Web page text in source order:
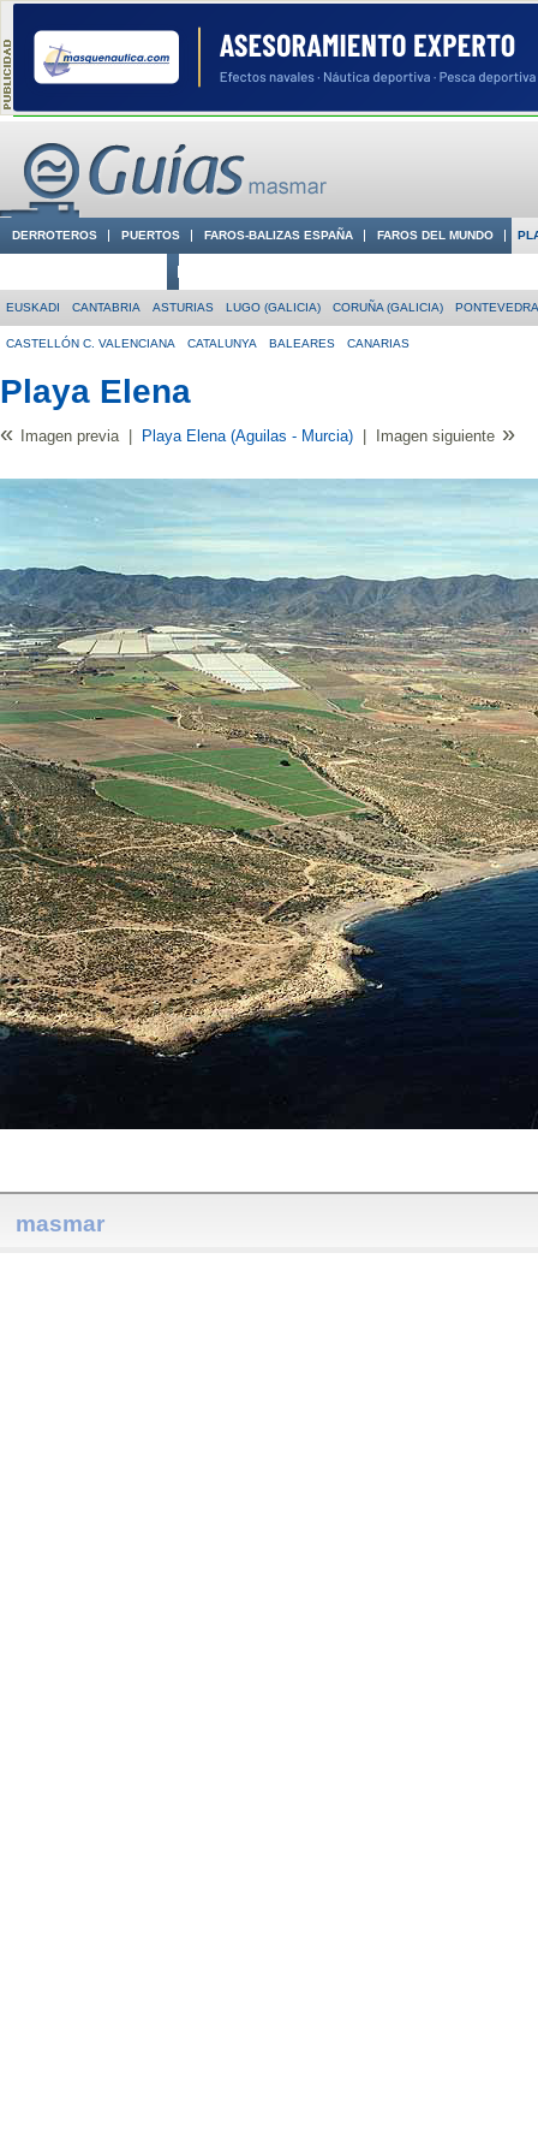
DERROTEROS PUERTOS FAROS-BALIZAS ESPAÑA FAROS DEL MUNDO
EUSKADI CANTABRIA ASTURIAS LUGO (GALICIA) CORUÑA (GALICIA)
CASTELLÓN C. VALENCIANA CATALUNYA BALEARES CANARIAS
Playa Elena
« Imagen previa | Playa Elena (Aguilas - Murcia) | Imagen siguiente »
masmar